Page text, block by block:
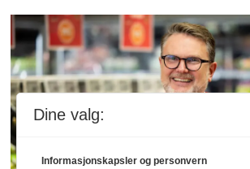
Dine valg:
Informasjonskapsler og personvern